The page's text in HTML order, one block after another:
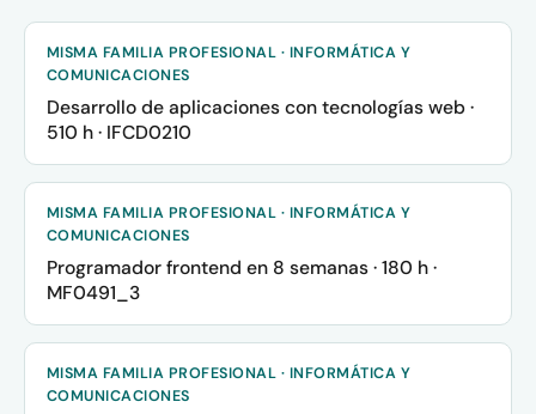
MISMA FAMILIA PROFESIONAL · INFORMÁTICA Y
COMUNICACIONES
Desarrollo de aplicaciones con tecnologías web ·
510 h · IFCD0210
MISMA FAMILIA PROFESIONAL · INFORMÁTICA Y
COMUNICACIONES
Programador frontend en 8 semanas · 180 h ·
MF0491_3
MISMA FAMILIA PROFESIONAL · INFORMÁTICA Y
COMUNICACIONES